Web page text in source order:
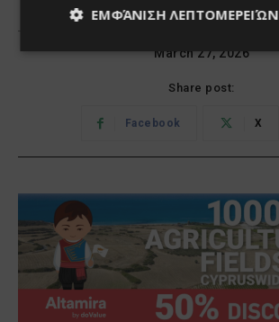
ΕΜΦΆΝΙΣΗ ΛΕΠΤΟΜΕΡΕΙΏΝ